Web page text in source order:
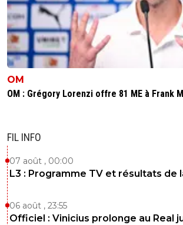
OM
OM : Grégory Lorenzi offre 81 ME à Frank
FIL INFO
07 août , 00:00
L3 : Programme TV et résultats de
06 août , 23:55
Officiel : Vinicius prolonge au Real